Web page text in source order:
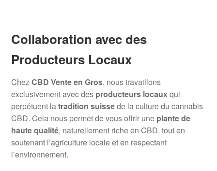
Collaboration avec des
Producteurs Locaux
ChezCBD Vente en Gros, nous travaillons
exclusivement avec des producteurs locauxqui
perpétuent latradition suissede la culture du cannabis
CBD. Cela nous permet de vous offrir une plante de
haute qualité, naturellement riche en CBD, tout en
soutenant l’agriculture locale et en respectant
l’environnement.